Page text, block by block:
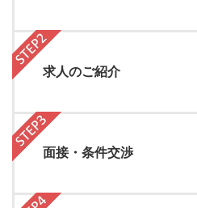
求人のご紹介
面接・条件交渉